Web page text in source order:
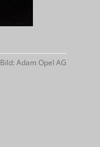
Bild: Adam Opel AG